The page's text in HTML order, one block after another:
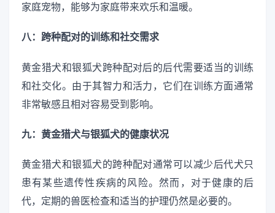
家庭宠物，能够为家庭带来欢乐和温暖。
八：跨种配对的训练和社交需求
黄金猎犬和银狐犬跨种配对后的后代需要适当的训练
和社交化。由于其智力和活力，它们在训练方面通常
非常敏感且相对容易受到影响。
九：黄金猎犬与银狐犬的健康状况
黄金猎犬和银狐犬的跨种配对通常可以减少后代犬只
患有某些遗传性疾病的风险。然而，对于健康的后
代，定期的兽医检查和适当的护理仍然是必要的。